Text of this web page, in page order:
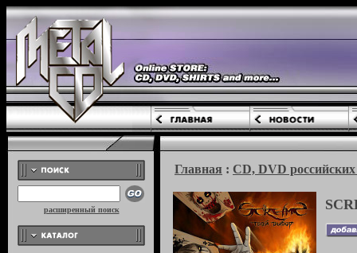
расширенный поиск
Главная : CD, DVD